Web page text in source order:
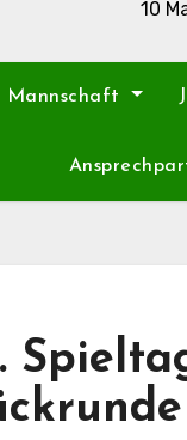
10
Mannschaft